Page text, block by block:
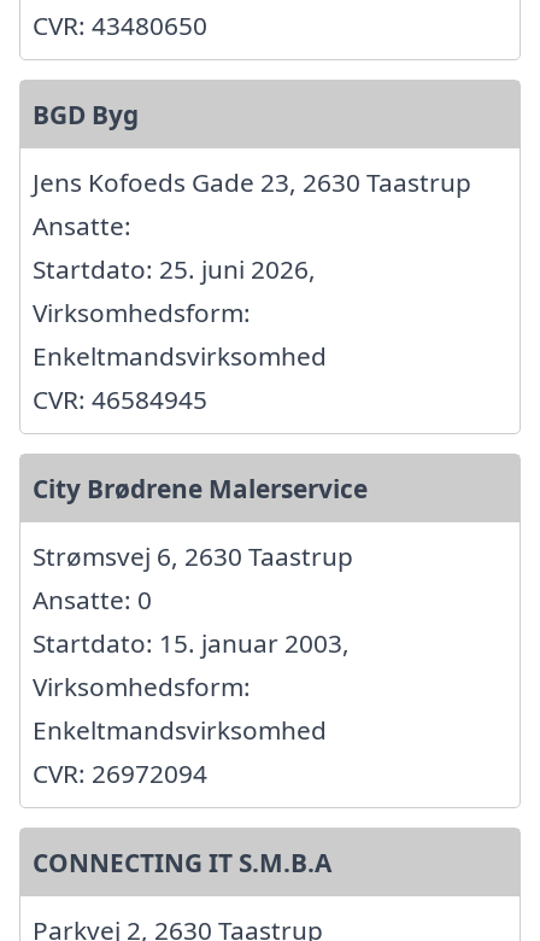
CVR: 43480650
BGD Byg
Jens Kofoeds Gade 23, 2630 Taastrup
Ansatte:
Startdato: 25. juni 2026,
Virksomhedsform:
Enkeltmandsvirksomhed
CVR: 46584945
City Brødrene Malerservice
Strømsvej 6, 2630 Taastrup
Ansatte: 0
Startdato: 15. januar 2003,
Virksomhedsform:
Enkeltmandsvirksomhed
CVR: 26972094
CONNECTING IT S.M.B.A
Parkvej 2, 2630 Taastrup